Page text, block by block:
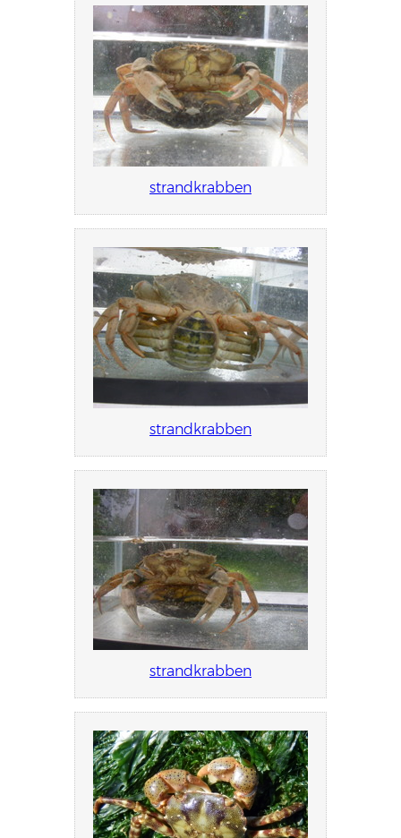
strandkrabben
strandkrabben
strandkrabben